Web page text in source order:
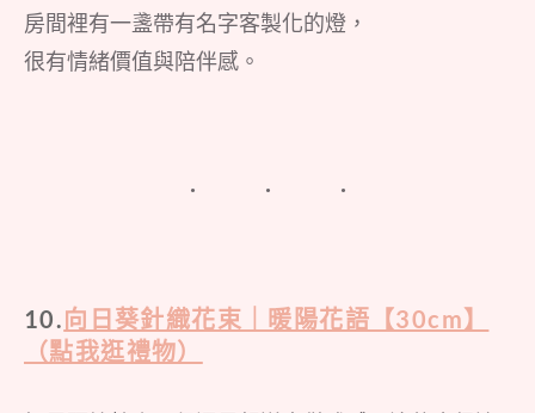
房間裡有一盞帶有名字客製化的燈，
很有情緒價值與陪伴感。
10.向日葵針織花束｜暖陽花語【30cm】
（點我逛禮物）